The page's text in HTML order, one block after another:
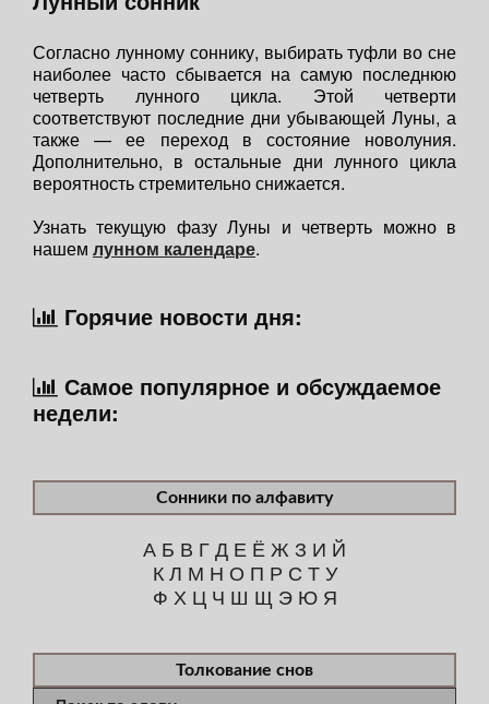
Согласно лунному соннику, выбирать туфли во сне
наиболее часто сбывается на самую последнюю
четверть лунного цикла. Этой четверти
соответствуют последние дни убывающей Луны, а
также — ее переход в состояние новолуния.
Дополнительно, в остальные дни лунного цикла
вероятность стремительно снижается.
Узнать текущую фазу Луны и четверть можно в
нашем лунном календаре.
Горячие новости дня:
Самое популярное и обсуждаемое
недели:
Сонники по алфавиту
А Б В ГД Е Ё Ж З И Й
К Л М Н О П Р С Т У
Ф Х Ц Ч Ш Щ Э Ю Я
Толкование снов